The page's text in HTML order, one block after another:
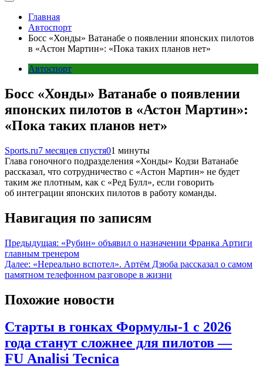
Главная
Автоспорт
Босс «Хонды» Ватанабе о появлении японских пилотов
в «Астон Мартин»: «Пока таких планов нет»
Автоспорт
Босс «Хонды» Ватанабе о появлении
японских пилотов в «Астон Мартин»:
«Пока таких планов нет»
Sports.ru7 месяцев спустя01 минуты
Глава гоночного подразделения «Хонды» Кодзи Ватанабе
рассказал, что сотрудничество с «Астон Мартин» не будет
таким же плотным, как с «Ред Булл», если говорить
об интеграции японских пилотов в работу команды.
Навигация по записям
Предыдущая: «Рубин» объявил о назначении Франка Артиги
главным тренером
Далее: «Нереально вспотел». Артём Дзюба рассказал о самом
памятном телефонном разговоре в жизни
Похожие новости
Старты в гонках Формулы-1 с 2026
года станут сложнее для пилотов —
FU Analisi Tecnica